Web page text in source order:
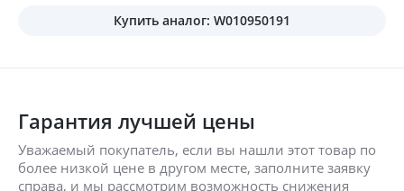
Купить аналог: W010950191
Гарантия лучшей цены
Уважаемый покупатель, если вы нашли этот товар по
более низкой цене в другом месте, заполните заявку
справа, и мы рассмотрим возможность снижения